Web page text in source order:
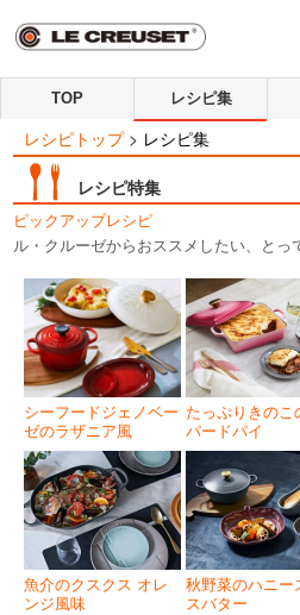
TOP レシピ集
レシピトップ > レシピ集
レシピ特集
ピックアップレシピ
ル・クルーゼからおススメしたい、とっ
シーフードジェノベー
ゼのラザニア風
たっぷりきのこ
パードパイ
魚介のクスクス オレ
ンジ風味
秋野菜のハニー
スバター